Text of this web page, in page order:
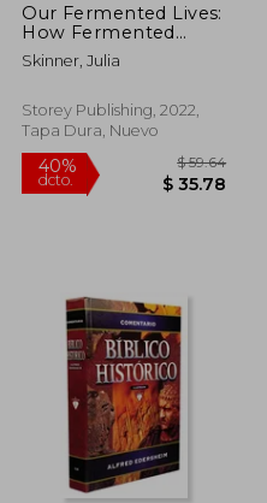
40%
dcto.
Our Fermented Lives:
How Fermented
Foods Have Shaped
Cultures &
Inglés)
Skinner, Julia
Storey Publishing, 2022,
Tapa Dura, Nuevo